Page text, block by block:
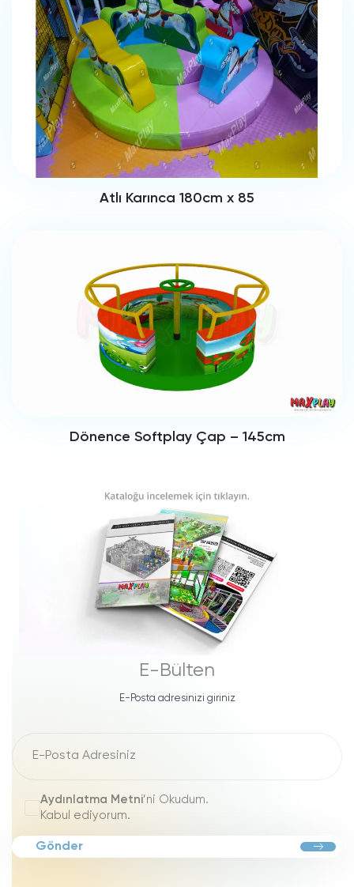
Atlı Karınca 180cm x 85
Dönence Softplay Çap – 145cm
E-Bülten
E-Posta adresinizi giriniz
Aydınlatma Metni’ni Okudum.
Kabul ediyorum.
Gönder